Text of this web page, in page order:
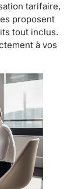
tarifaire,
proposent
tout inclus.
à vos